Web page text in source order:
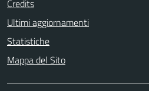
Credits
Ultimi aggiornamenti
Statistiche
Mappa del Sito